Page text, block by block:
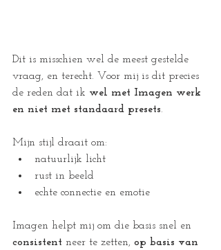
Dit is misschien wel de meest gestelde
vraag, en terecht. Voor mij is dit precies
de reden dat ik wel met Imagen werk
en niet met standaard presets.
Mijn stijl draait om:
natuurlijk licht
rust in beeld
echte connectie en emotie
Imagen helpt mij om die basis snel en
consistent neer te zetten, op basis van